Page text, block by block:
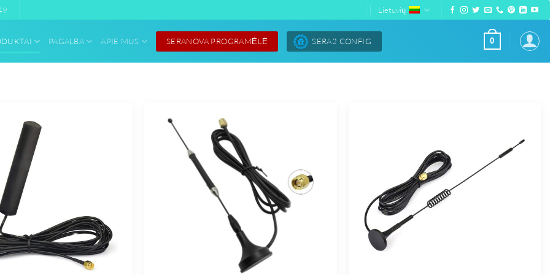
Lietuvių
PAGALBA APIE MUS SERANOVA PROGRAMĖLĖ SERA2 CONFIG 0